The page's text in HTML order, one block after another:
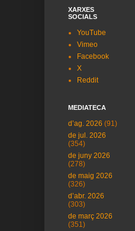
XARXES
SOCIALS
YouTube
Vimeo
Facebook
X
Reddit
MEDIATECA
d’ag. 2026 (91)
de jul. 2026
(354)
de juny 2026
(278)
de maig 2026
(326)
d’abr. 2026
(303)
de març 2026
(351)